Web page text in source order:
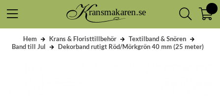
Hem Krans & Floristtillbehör
Textilband & Snören
Band till Jul
Dekorband rutigt Röd/Mörkgrön 40 mm (25 meter)